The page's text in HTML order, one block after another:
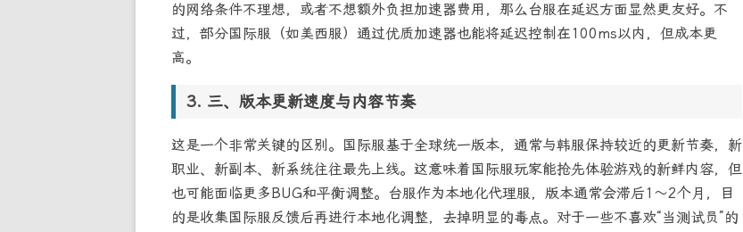
的网络条件不理想，或者不想额外负担加速器费用，那么台服在延迟方面显然更友好。不
过，部分国际服（如美西服）通过优质加速器也能将延迟控制在100ms以内，但成本更
高。
三、版本更新速度与内容节奏
这是一个非常关键的区别。国际服基于全球统一版本，通常与韩服保持较近的更新节奏，新
职业、新副本、新系统往往最先上线。这意味着国际服玩家能抢先体验游戏的新鲜内容，但
也可能面临更多BUG和平衡调整。台服作为本地化代理服，版本通常会滞后1～2个月，目
的是收集国际服反馈后再进行本地化调整，去掉明显的毒点。对于一些不喜欢“当测试员”的